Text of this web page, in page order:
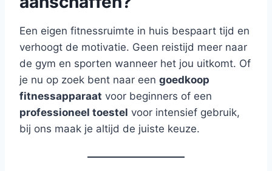
Een eigen fitnessruimte in huis bespaart tijd en
verhoogt de motivatie. Geen reistijd meer naar
de gym en sporten wanneer het jou uitkomt. Of
je nu op zoek bent naar een goedkoop
fitnessapparaat voor beginners of een
professioneel toestel voor intensief gebruik,
bij ons maak je altijd de juiste keuze.